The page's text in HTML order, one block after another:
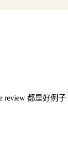
review 都是